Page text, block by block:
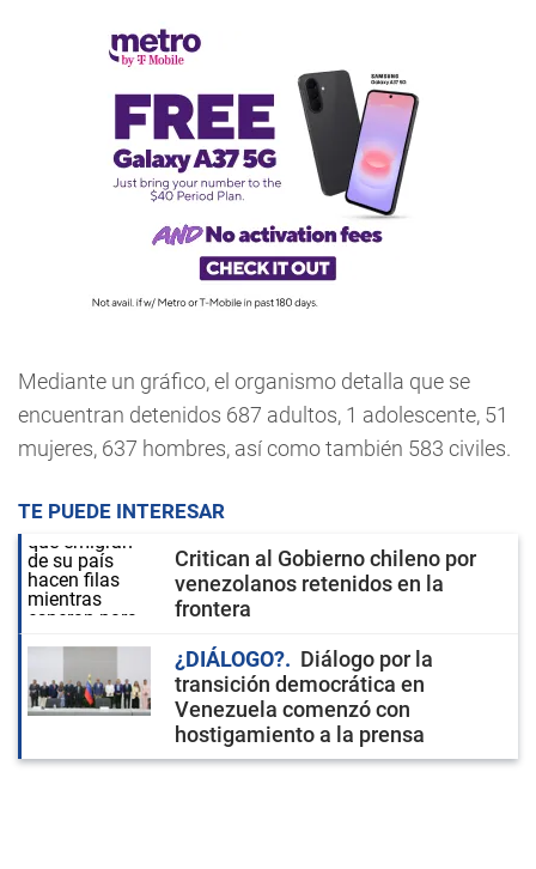
Mediante un gráfico, el organismo detalla que se
encuentran detenidos 687 adultos, 1 adolescente, 51
mujeres, 637 hombres, así como también 583 civiles.
TE PUEDE INTERESAR
Critican al Gobierno chileno por
venezolanos retenidos en la
frontera
¿DIÁLOGO?
Diálogo por la
transición democrática en
Venezuela comenzó con
hostigamiento a la prensa